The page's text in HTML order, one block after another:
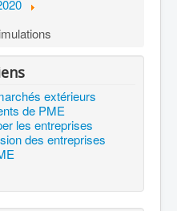
extérieurs
de PME
les entreprises
des entreprises